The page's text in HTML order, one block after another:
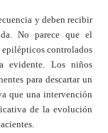
y deben recibir
No parece que el
controlados
evidente. Los niños
para descartar un
que una intervención
de la evolución